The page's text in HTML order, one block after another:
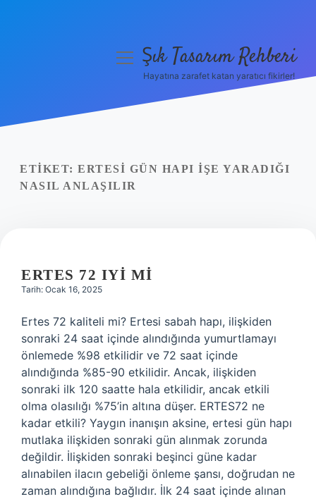
Yasal Uyarı
menüyüŞık Tasarım Rehberi
Hayatına zarafet katan yaratıcı fikirler!
ETIKET: ERTESI GÜN HAPI IŞE YARADIĞI
NASIL ANLAŞILIR
ERTES 72 IYI MI
Tarih: Ocak 16, 2025
Ertes 72 kaliteli mi? Ertesi sabah hapı, ilişkiden
sonraki 24 saat içinde alındığında yumurtlamayı
önlemede %98 etkilidir ve 72 saat içinde
alındığında %85-90 etkilidir. Ancak, ilişkiden
sonraki ilk 120 saatte hala etkilidir, ancak etkili
olma olasılığı %75’in altına düşer. ERTES72 ne
kadar etkili? Yaygın inanışın aksine, ertesi gün hapı
mutlaka ilişkiden sonraki gün alınmak zorunda
değildir. İlişkiden sonraki beşinci güne kadar
alınabilen ilacın gebeliği önleme şansı, doğrudan ne
zaman alındığına bağlıdır. İlk 24 saat içinde alınan